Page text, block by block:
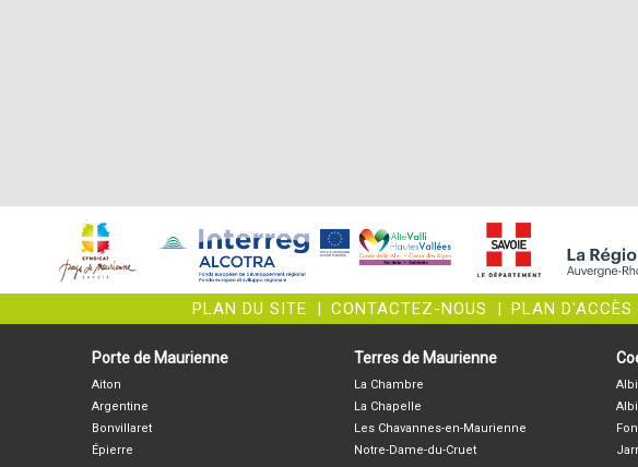
PLAN DU SITE | CONTACTEZ-NOUS | PLAN D'ACCÈS
Porte de Maurienne
Aiton
Argentine
Bonvillaret
Épierre
Terres de Maurienne
La Chambre
La Chapelle
Les Chavannes-en-Maurienne
Notre-Dame-du-Cruet